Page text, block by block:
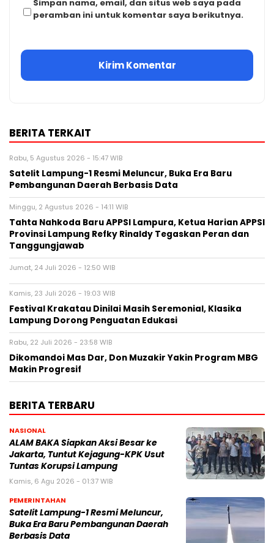
Simpan nama, email, dan situs web saya pada
peramban ini untuk komentar saya berikutnya.
BERITA TERKAIT
Rabu, 5 Agustus 2026 - 15:47 WIB
Satelit Lampung-1 Resmi Meluncur, Buka Era Baru
Pembangunan Daerah Berbasis Data
Minggu, 2 Agustus 2026 - 14:11 WIB
Tahta Nahkoda Baru APPSI Lampura, Ketua Harian APPSI
Provinsi Lampung Refky Rinaldy Tegaskan Peran dan
Tanggungjawab
Jumat, 24 Juli 2026 - 12:50 WIB
Kamis, 23 Juli 2026 - 19:03 WIB
Festival Krakatau Dinilai Masih Seremonial, Klasika
Lampung Dorong Penguatan Edukasi
Rabu, 22 Juli 2026 - 23:58 WIB
Dikomandoi Mas Dar, Don Muzakir Yakin Program MBG
Makin Progresif
BERITA TERBARU
NASIONAL
ALAM BAKA Siapkan Aksi Besar ke
Jakarta, Tuntut Kejagung-KPK Usut
Tuntas Korupsi Lampung
Kamis, 6 Agu 2026 - 01:37 WIB
PEMERINTAHAN
Satelit Lampung-1 Resmi Meluncur,
Buka Era Baru Pembangunan Daerah
Berbasis Data